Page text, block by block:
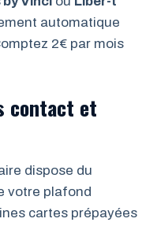
automatique
2€ par mois
contact et
dispose du
votre plafond
cartes prépayées